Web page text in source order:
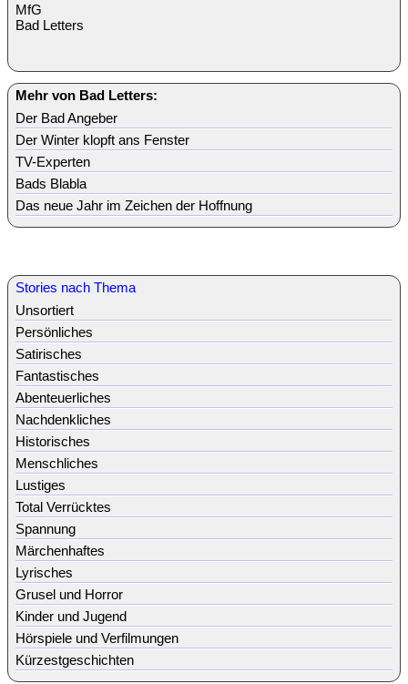
MfG
Bad Letters
Mehr von Bad Letters:
Der Bad Angeber
Der Winter klopft ans Fenster
TV-Experten
Bads Blabla
Das neue Jahr im Zeichen der Hoffnung
Stories nach Thema
Unsortiert
Persönliches
Satirisches
Fantastisches
Abenteuerliches
Nachdenkliches
Historisches
Menschliches
Lustiges
Total Verrücktes
Spannung
Märchenhaftes
Lyrisches
Grusel und Horror
Kinder und Jugend
Hörspiele und Verfilmungen
Kürzestgeschichten